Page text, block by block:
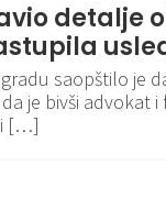
detalje
saopštilo je
je bivši advokat i
[…]